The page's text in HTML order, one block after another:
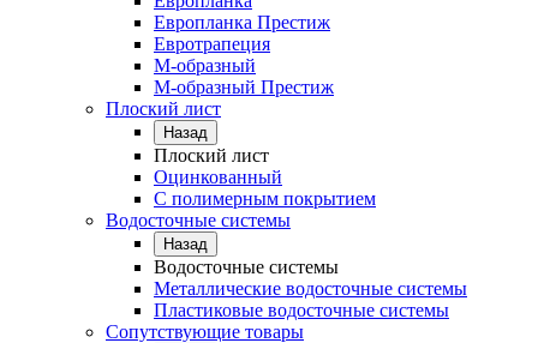
Европланка Престиж
Евротрапеция
М-образный
М-образный Престиж
Плоский лист
Назад
Плоский лист
Оцинкованный
С полимерным покрытием
Водосточные системы
Назад
Водосточные системы
Металлические водосточные системы
Пластиковые водосточные системы
Сопутствующие товары